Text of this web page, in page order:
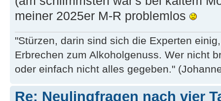
meiner 2025er M-R problemlos
"Stürzen, darin sind sich die Experten
Erbrechen zum Alkoholgenuss. Wer nicht
oder einfach nicht alles gegeben."
Re: Neulingfragen nach vier